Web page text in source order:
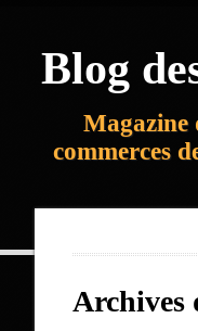
Blog
Magazine
commerces
Archives